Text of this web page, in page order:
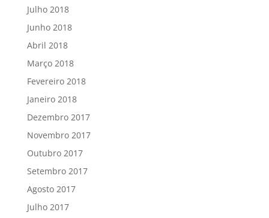
Julho 2018
Junho 2018
Abril 2018
Março 2018
Fevereiro 2018
Janeiro 2018
Dezembro 2017
Novembro 2017
Outubro 2017
Setembro 2017
Agosto 2017
Julho 2017